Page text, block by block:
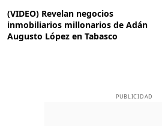
(VIDEO) Revelan negocios
inmobiliarios millonarios de Adán
Augusto López en Tabasco
PUBLICIDAD